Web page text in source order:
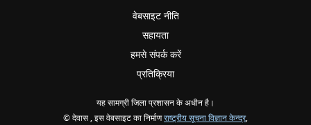
वेबसाइट नीति
सहायता
हमसे संपर्क करें
प्रतिक्रिया
यह सामग्री जिला प्रशासन के अधीन है।
© देवास , इस वेबसाइट का निर्माणराष्ट्रीय सूचना विज्ञान केन्द्र,